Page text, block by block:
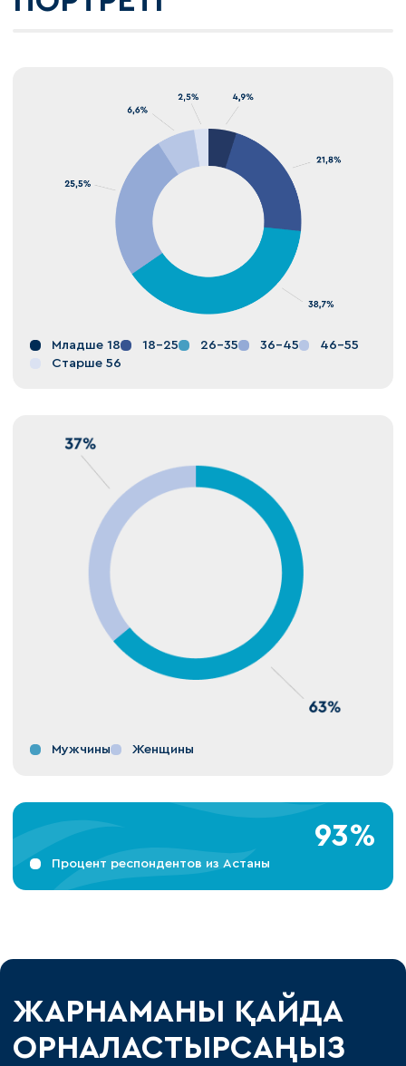
Младше 18 18-25 26-35 36-45
46-55
Старше 56
Мужчины Женщины
93%
Процент респондентов из Астаны
ЖАРНАМАНЫ ҚАЙДА
ОРНАЛАСТЫРСАҢЫЗ